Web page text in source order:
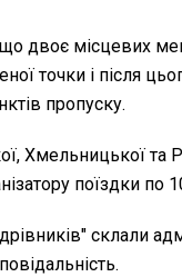
двоє місцевих
точки і після
пропуску.
Хмельницької та
поїздки по
склали